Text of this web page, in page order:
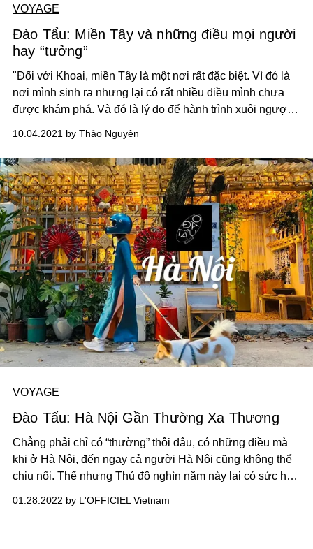
VOYAGE
Đào Tẩu: Miền Tây và những điều mọi người
hay “tưởng”
"Đối với Khoai, miền Tây là một nơi rất đặc biệt. Vì đó là
nơi mình sinh ra nhưng lại có rất nhiều điều mình chưa
được khám phá. Và đó là lý do để hành trình xuôi ngược
10.04.2021 by Thảo Nguyên
VOYAGE
Đào Tẩu: Hà Nội Gần Thường Xa Thương
Chẳng phải chỉ có “thường” thôi đâu, có những điều mà
khi ở Hà Nội, đến ngay cả người Hà Nội cũng không thể
chịu nổi. Thế nhưng Thủ đô nghìn năm này lại có sức hấp
quyến luyến nhất.
01.28.2022 by L'OFFICIEL Vietnam